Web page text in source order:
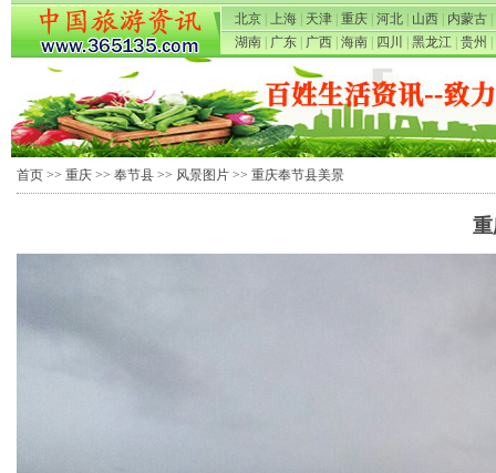
北京 上海 天津 重庆 河北 山西 内蒙古
湖南
广东 广西 海南 四川 黑龙江 贵州
首页 >> 重庆 >> 奉节县 >> 风景图片 >> 重庆奉节县美景